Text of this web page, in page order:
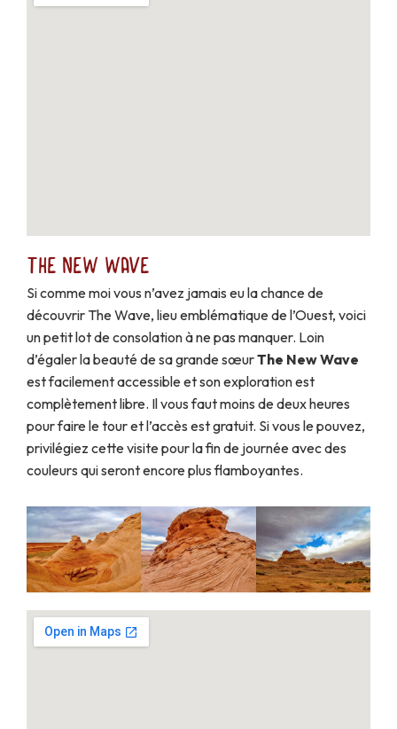
The New Wave
Si comme moi vous n’avez jamais eu la chance de
découvrir The Wave, lieu emblématique de l’Ouest, voici
un petit lot de consolation à ne pas manquer. Loin
d’égaler la beauté de sa grande sœurThe New Wave
est facilement accessible et son exploration est
complètement libre. Il vous faut moins de deux heures
pour faire le tour et l’accès est gratuit. Si vous le pouvez,
privilégiez cette visite pour la fin de journée avec des
couleurs qui seront encore plus flamboyantes.